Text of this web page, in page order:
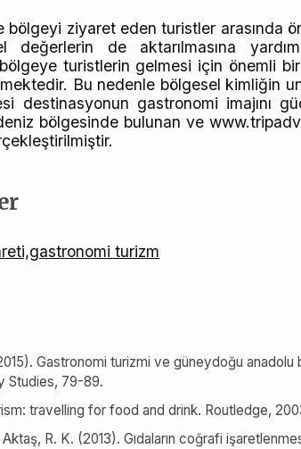
ziyaret eden turistler arasında
de aktarılmasına
turistlerin gelmesi için önemli
Bu nedenle bölgesel kimliğin
destinasyonun gastronomi imajını
bölgesinde bulunan ve
turizm
Gastronomi turizmi ve güneydoğu anadolu
Studies, 79-89.
travelling for food and drink. Routledge,
R. K. (2013). Gıdaların coğrafi